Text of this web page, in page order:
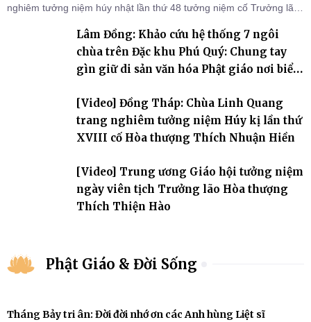
nghiêm tưởng niệm húy nhật lần thứ 48 tưởng niệm cố Trưởng lão
Chư Tôn đức Tăng Ni, môn đồ pháp quyến cùng đông đảo thiện tín
Phật tử đã đồng vân tập về đạo tràng, th
Lâm Đồng: Khảo cứu hệ thống 7 ngôi
chùa trên Đặc khu Phú Quý: Chung tay
gìn giữ di sản văn hóa Phật giáo nơi biển
[Video] Đồng Tháp: Chùa Linh Quang
trang nghiêm tưởng niệm Húy kị lần thứ
XVIII cố Hòa thượng Thích Nhuận Hiền
[Video] Trung ương Giáo hội tưởng niệm
ngày viên tịch Trưởng lão Hòa thượng
Thích Thiện Hào
Phật Giáo & Đời Sống
Tháng Bảy tri ân: Đời đời nhớ ơn các Anh hùng Liệt sĩ